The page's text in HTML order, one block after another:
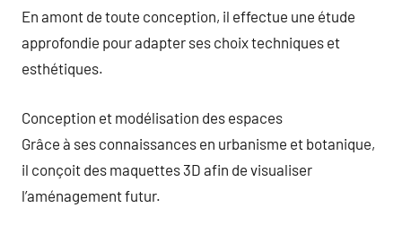
En amont de toute conception, il effectue une étude
approfondie pour adapter ses choix techniques et
esthétiques.
Conception et modélisation des espaces
Grâce à ses connaissances en urbanisme et botanique,
il conçoit des maquettes 3D afin de visualiser
l’aménagement futur.